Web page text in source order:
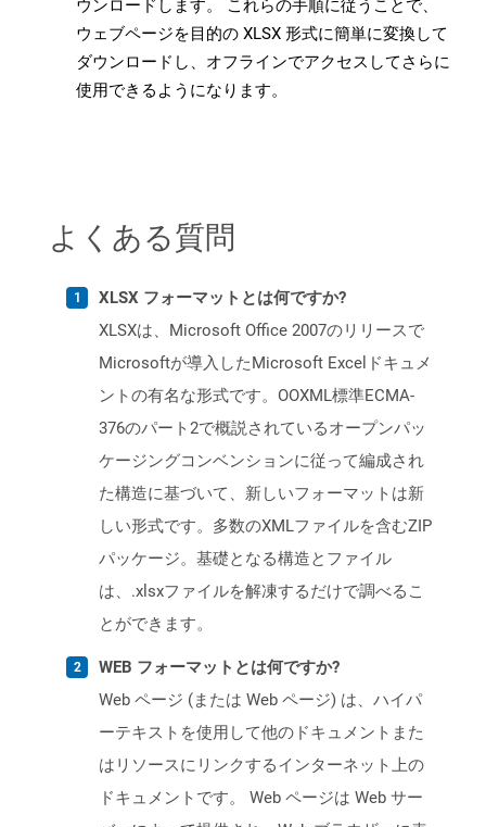
ウンロードします。 これらの手順に従うことで、
ウェブページを目的の XLSX 形式に簡単に変換して
ダウンロードし、オフラインでアクセスしてさらに
使用できるようになります。
よくある質問
XLSX フォーマットとは何ですか?
XLSXは、Microsoft Office 2007のリリースで
Microsoftが導入したMicrosoft Excelドキュメ
ントの有名な形式です。OOXML標準ECMA-
376のパート2で概説されているオープンパッ
ケージングコンベンションに従って編成され
た構造に基づいて、新しいフォーマットは新
しい形式です。多数のXMLファイルを含むZIP
パッケージ。基礎となる構造とファイル
は、.xlsxファイルを解凍するだけで調べるこ
とができます。
WEB フォーマットとは何ですか?
Web ページ (または Web ページ) は、ハイパ
ーテキストを使用して他のドキュメントまた
はリソースにリンクするインターネット上の
ドキュメントです。 Web ページは Web サー